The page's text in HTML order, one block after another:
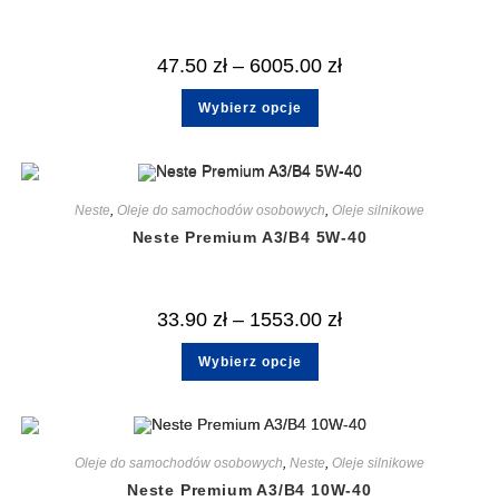
47.50 zł – 6005.00 zł
Wybierz opcje
Neste Oleje do samochodów osobowych Oleje silnikowe
Neste Premium A3/B4 5W-40
33.90 zł – 1553.00 zł
Wybierz opcje
Oleje do samochodów osobowych, Neste, Oleje silnikowe
Neste Premium A3/B4 10W-40